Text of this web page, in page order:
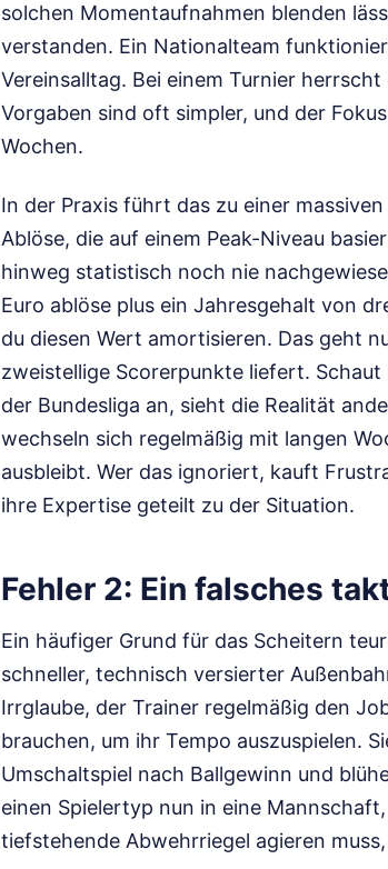
solchen Momentaufnahmen blenden
verstanden. Ein Nationalteam
Vereinsalltag. Bei einem Turnier
Vorgaben sind oft simpler, und der
Wochen.
In der Praxis führt das zu einer
Ablöse, die auf einem Peak-Niveau
hinweg statistisch noch nie
Euro ablöse plus ein Jahresgehalt von
du diesen Wert amortisieren. Das geht
zweistellige Scorerpunkte liefert.
der Bundesliga an, sieht die Realität
wechseln sich regelmäßig mit langen
ausbleibt. Wer das ignoriert, kauft
ihre Expertise geteilt zu der Situation.
Fehler 2: Ein falsches
Ein häufiger Grund für das Scheitern
schneller, technisch versierter
Irrglaube, der Trainer regelmäßig den
brauchen, um ihr Tempo auszuspielen.
Umschaltspiel nach Ballgewinn und
einen Spielertyp nun in eine
tiefstehende Abwehrriegel agieren